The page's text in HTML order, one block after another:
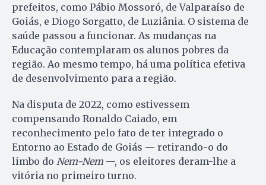
prefeitos, como Pábio Mossoró, de Valparaíso de
Goiás, e Diogo Sorgatto, de Luziânia. O sistema de
saúde passou a funcionar. As mudanças na
Educação contemplaram os alunos pobres da
região. Ao mesmo tempo, há uma política efetiva
de desenvolvimento para a região.
Na disputa de 2022, como estivessem
compensando Ronaldo Caiado, em
reconhecimento pelo fato de ter integrado o
Entorno ao Estado de Goiás — retirando-o do
limbo do Nem-Nem —, os eleitores deram-lhe a
vitória no primeiro turno.